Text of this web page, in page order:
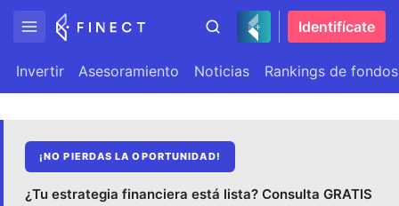
Identifícate
Invertir Asesoramiento Noticias Rankings de fondos
¡NO PIERDAS LA OPORTUNIDAD!
¿Tu estrategia financiera está lista? Consulta GRATIS